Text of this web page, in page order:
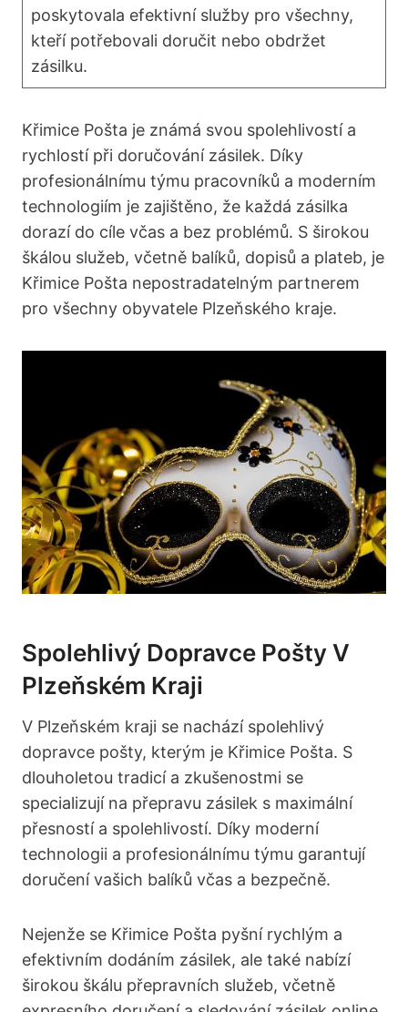
poskytovala efektivní služby pro všechny,
kteří potřebovali doručit nebo obdržet
zásilku.
Křimice Pošta je známá svou spolehlivostí a
rychlostí při doručování zásilek. Díky
profesionálnímu týmu pracovníků a moderním
technologiím je zajištěno, že každá zásilka
dorazí do cíle včas a bez problémů. S širokou
škálou služeb, včetně balíků, dopisů a plateb, je
Křimice Pošta nepostradatelným partnerem
pro všechny obyvatele Plzeňského kraje.
Spolehlivý Dopravce Pošty V
Plzeňském Kraji
V Plzeňském kraji se nachází spolehlivý
dopravce pošty, kterým je Křimice Pošta. S
dlouholetou tradicí a zkušenostmi se
specializují na přepravu zásilek s maximální
přesností a spolehlivostí. Díky moderní
technologii a profesionálnímu týmu garantují
doručení vašich balíků včas a bezpečně.
Nejenže se Křimice Pošta pyšní rychlým a
efektivním dodáním zásilek, ale také nabízí
širokou škálu přepravních služeb, včetně